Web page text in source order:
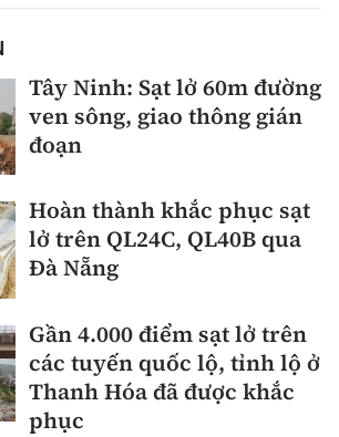
Tây Ninh: Sạt lở 60m đường
ven sông, giao thông gián
đoạn
Hoàn thành khắc phục sạt
lở trên QL24C, QL40B qua
Đà Nẵng
Gần 4.000 điểm sạt lở trên
các tuyến quốc lộ, tỉnh lộ ở
Thanh Hóa đã được khắc
phục